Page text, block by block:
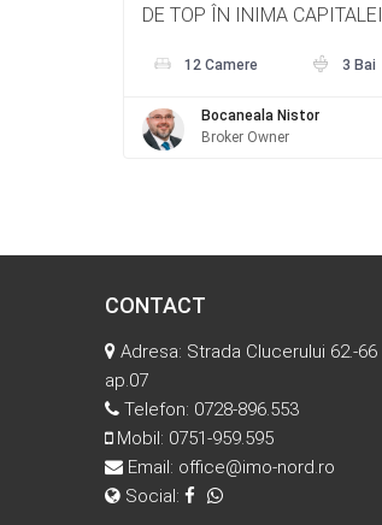
DE TOP ÎN INIMA CAPITALEI
12 Camere 3 Bai
Bocaneala Nistor
Broker Owner
CONTACT
Adresa: Strada Clucerului 62.-66
ap.07
Telefon: 0728-896.553
Mobil: 0751-959.595
Email: office@imo-nord.ro
Social: